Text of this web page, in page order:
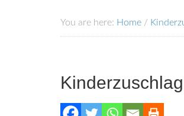
You are here: Home /